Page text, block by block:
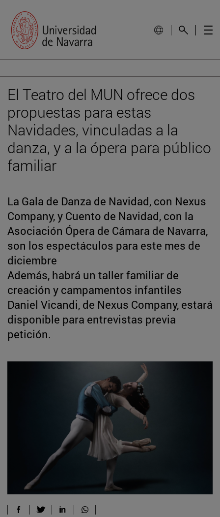
El Teatro del MUN ofrece dos
propuestas para estas
Navidades, vinculadas a la
danza, y a la ópera para público
familiar
La Gala de Danza de Navidad, con Nexus
Company, y Cuento de Navidad, con la
Asociación Ópera de Cámara de Navarra,
son los espectáculos para este mes de
diciembre
Además, habrá un taller familiar de
creación y campamentos infantiles
Daniel Vicandi, de Nexus Company, estará
disponible para entrevistas previa
petición.